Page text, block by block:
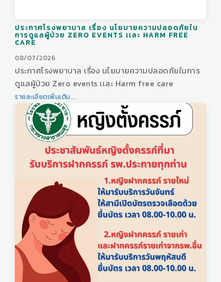
ประกาศโรงพยาบาล เรื่อง นโยบายความปลอดภัยใน
การดูแลผู้ป่วย ZERO EVENTS เเละ HARM FREE
CARE
08/07/2026
ประกาศโรงพยาบาล เรื่อง นโยบายความปลอดภัยในการ
ดูแลผู้ป่วย Zero events เเละ Harm free care
รายละเอียดเพิ่มเติม...